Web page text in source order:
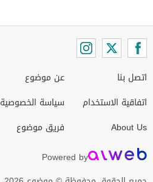
اتصل بنا
اتفاقية الاستخدام
About Us
عن موضوع
سياسة الخصوصية
فريق موضوع
Powered by